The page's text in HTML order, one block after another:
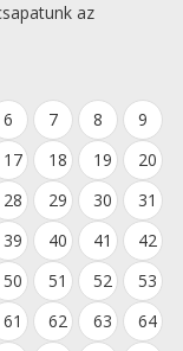
az
6 7 8
9
17 18 19
20
28 29 30
31
39 40 41
42
50 51 52
53
61 62 63
64